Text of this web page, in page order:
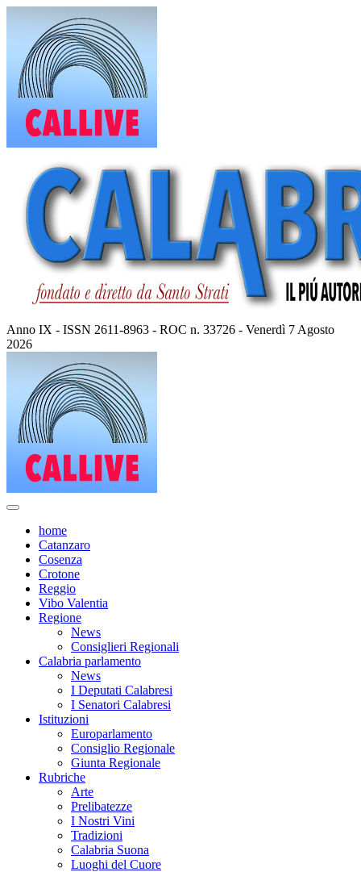
contenuto
Anno IX - ISSN 2611-8963 - ROC n. 33726 - Venerdì 7 Agosto
2026
home
Catanzaro
Cosenza
Crotone
Reggio
Vibo Valentia
Regione
News
Consiglieri Regionali
Calabria parlamento
News
I Deputati Calabresi
I Senatori Calabresi
Istituzioni
Europarlamento
Consiglio Regionale
Giunta Regionale
Rubriche
Arte
Prelibatezze
I Nostri Vini
Tradizioni
Calabria Suona
Luoghi del Cuore